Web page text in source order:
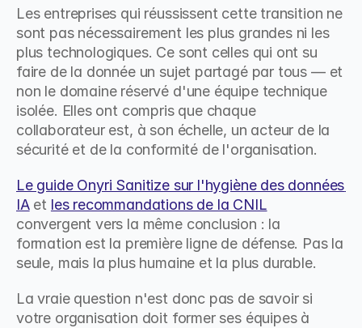
Les entreprises qui réussissent cette transition ne
sont pas nécessairement les plus grandes ni les
plus technologiques. Ce sont celles qui ont su
faire de la donnée un sujet partagé par tous — et
non le domaine réservé d'une équipe technique
isolée. Elles ont compris que chaque
collaborateur est, à son échelle, un acteur de la
sécurité et de la conformité de l'organisation.
Le guide Onyri Sanitize sur l'hygiène des données
IA et les recommandations de la CNIL
convergent vers la même conclusion : la
formation est la première ligne de défense. Pas la
seule, mais la plus humaine et la plus durable.
La vraie question n'est donc pas de savoir si
votre organisation doit former ses équipes à